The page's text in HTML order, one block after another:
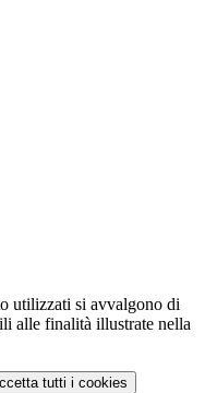
utilizzati si avvalgono di
alle finalità illustrate nella
tutti i cookies